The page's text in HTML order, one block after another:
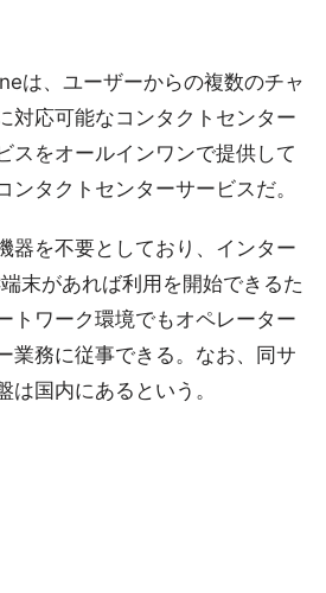
は、ユーザーからの複数のチャ
対応可能なコンタクトセンター
スをオールインワンで提供して
ンタクトセンターサービスだ。
器を不要としており、インター
末があれば利用を開始できるた
トワーク環境でもオペレーター
業務に従事できる。なお、同サ
は国内にあるという。